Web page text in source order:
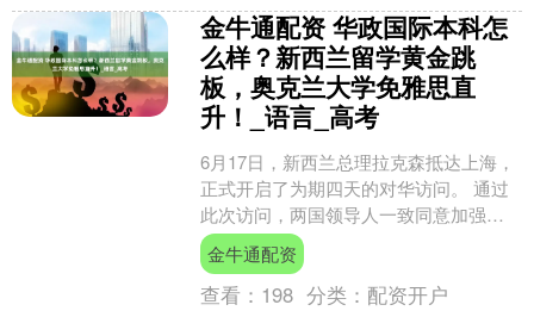
金牛通配资 华政国际本科怎
么样？新西兰留学黄金跳
板，奥克兰大学免雅思直
升！_语言_高考
6月17日，新西兰总理拉克森抵达上海，
正式开启了为期四天的对华访问。 通过
此次访问，两国领导人一致同意加强对
话合作，推动双边关系持续深入发展。
此外，新西兰方还宣....
金牛通配资
查看： 198 分类： 配资开户